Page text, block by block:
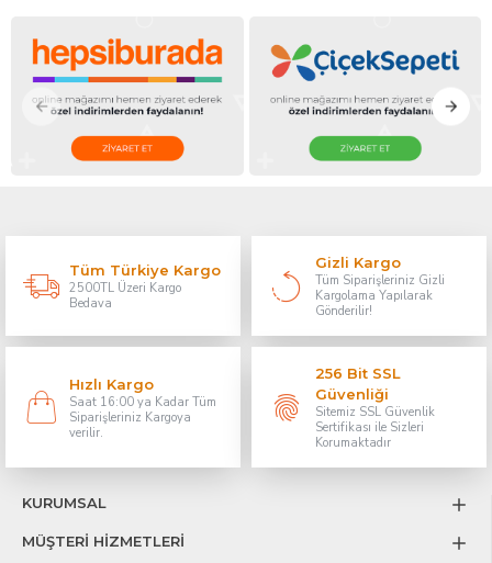
Tüm Türkiye Kargo
2500TL Üzeri Kargo
Bedava
Gizli Kargo
Tüm Siparişleriniz Gizli
Kargolama Yapılarak
Gönderilir!
Hızlı Kargo
Saat 16:00 ya Kadar Tüm
Siparişleriniz Kargoya
verilir.
256 Bit SSL
Güvenliği
Sitemiz SSL Güvenlik
Sertifikası ile Sizleri
Korumaktadır
KURUMSAL
MÜŞTERİ HİZMETLERİ